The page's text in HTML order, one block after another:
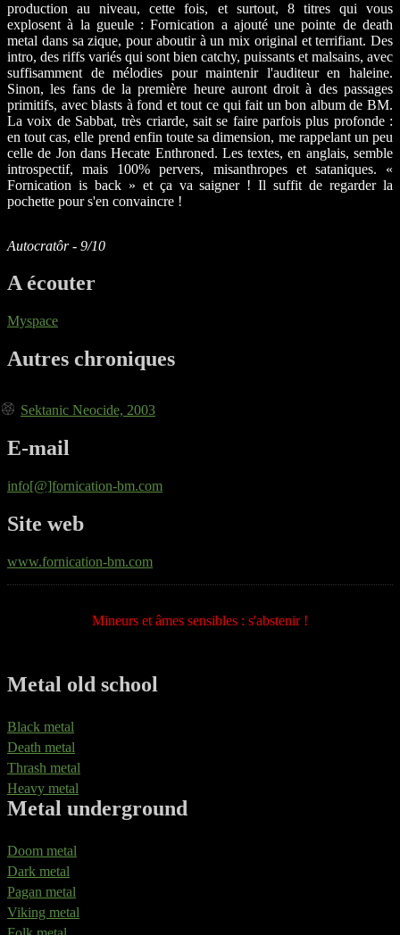
production au niveau, cette fois, et surtout, 8 titres qui vous
explosent à la gueule : Fornication a ajouté une pointe de death
metal dans sa zique, pour aboutir à un mix original et terrifiant. Des
intro, des riffs variés qui sont bien catchy, puissants et malsains, avec
suffisamment de mélodies pour maintenir l'auditeur en haleine.
Sinon, les fans de la première heure auront droit à des passages
primitifs, avec blasts à fond et tout ce qui fait un bon album de BM.
La voix de Sabbat, très criarde, sait se faire parfois plus profonde :
en tout cas, elle prend enfin toute sa dimension, me rappelant un peu
celle de Jon dans Hecate Enthroned. Les textes, en anglais, semble
introspectif, mais 100% pervers, misanthropes et sataniques. «
Fornication is back » et ça va saigner ! Il suffit de regarder la
pochette pour s'en convaincre !
Autocratôr - 9/10
A écouter
Myspace
Autres chroniques
Sektanic Neocide, 2003
E-mail
info[@]fornication-bm.com
Site web
www.fornication-bm.com
Mineurs et âmes sensibles : s'abstenir !
Metal old school
Black metal
Death metal
Thrash metal
Heavy metal
Metal underground
Doom metal
Dark metal
Pagan metal
Viking metal